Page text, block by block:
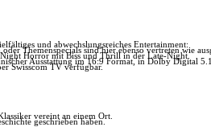
und abwechslungsreiches Entertainment:
Themenspecials sind hier ebenso vertreten wie
Horror mit Biss und Thrill in der Late-Night.
Ausstattung im 16:9 Format, in Dolby Digital
Swisscom TV verfügbar.
vereint an einem Ort.
geschrieben haben.